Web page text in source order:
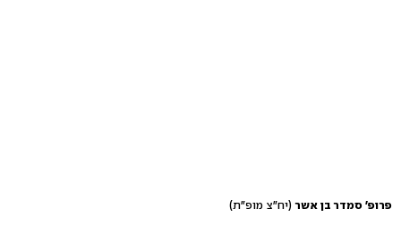
פרופ' סמדר בן אשר (יח"צ מופ"ת)